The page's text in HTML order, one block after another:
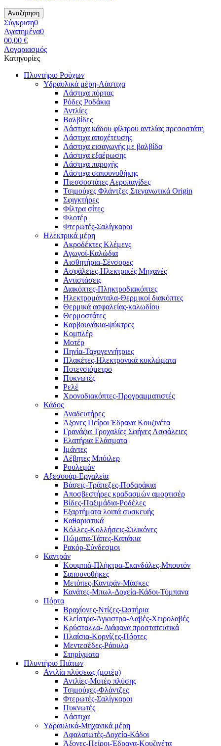
Αναζήτηση
Σύγκριση0
Αγαπημένα0
00,00 €
Λογαριασμός
Κατηγορίες
Πλυντήριο Ρούχων
Υδραυλικά μέρη-Λάστιχα
Λάστιχα πόρτας
Ρόδες Ροδάκια
Αντλίες
Βαλβίδες
Λάστιχα κάδου φίλτρου αντλίας πρεσοστάτη
Λάστιχα αποχέτευσης
Λάστιχα εισαγωγής με βαλβίδα
Λάστιχα εξαέρωσης
Λάστιχα παροχής
Λάστιχα σαπουνοθήκης
Πιεσσοστάτες Αεροπαγίδες
Τσιμούχες Φλάντζες Στεγανωτικά Origin
Σφιγκτήρες
Φίλτρα σίτες
Φλοτέρ
Φτερωτές-Σαλίγκαροι
Ηλεκτρικά μέρη
Ακροδέκτες Κλέμενς
Αγωγοί-Καλώδια
Αισθητήρια-Σένσορες
Ασφάλειες-Ηλεκτρικές Μηχανές
Αντιστάσεις
Διακόπτες-Πληκτροδιακόπτες
Ηλεκτρομάνταλα-Θερμικοί διακόπτες
Θερμικά ασφαλείας-καλωδίου
Θερμοστάτες
Καρβουνάκια-ψύκτρες
Κομπλέρ
Μοτέρ
Πηνία-Ταχογεννήτριες
Πλακέτες-Ηλεκτρονικά κυκλώματα
Ποτενσιόμετρο
Πυκνωτές
Ρελέ
Χρονοδιακόπτες-Προγραμματιστές
Κάδος
Αναδευτήρες
Άξονες Πείροι Έδρανα Κουζινέτα
Γρανάζια Τροχαλίες Σφήνες Ασφάλειες
Ελατήρια Ελάσματα
Ιμάντες
Λέβητες Μπόιλερ
Ρουλεμάν
Αξεσουάρ-Εργαλεία
Βάσεις-Τράπεζες-Ποδαράκια
Αποσβεστήρες κραδασμών αμορτισέρ
Βίδες-Παξιμάδια-Ροδέλες
Εξαρτήματα λοιπά συσκευής
Καθαριστικά
Κόλλες-Κολλήσεις-Σιλικόνες
Πώματα-Τάπες-Καπάκια
Ρακόρ-Σύνδεσμοι
Καντράν
Κουμπιά-Πλήκτρα-Σκανδάλες-Μπουτόν
Σαπουνοθήκες
Μετόπες-Καντράν-Μάσκες
Κανάτες-Μπωλ-Δοχεία-Κάδοι-Τύμπανα
Πόρτα
Βραχίονες-Ντίζες-Ωστήρια
Κλείστρα-Άγκιστρα-Λαβές-Χειρολαβές
Κρύσταλλα- Διάφανα προστατευτικά
Πλαίσια-Κορνίζες-Πόρτες
Μεντεσέδες-Ράουλα
Στηρίγματα
Πλυντήριο Πιάτων
Αντλία πλύσεως (μοτέρ)
Αντλίες-Μοτέρ πλύσης
Τσιμούχες-Φλάντζες
Φτερωτές-Σαλίγκαροι
Πυκνωτές
Λάστιχα
Υδραυλικά-Mηχανικά μέρη
Αφαλατωτές-Δοχεία-Κάδοι
Άξονες-Πείροι-Έδρανα-Κουζινέτα